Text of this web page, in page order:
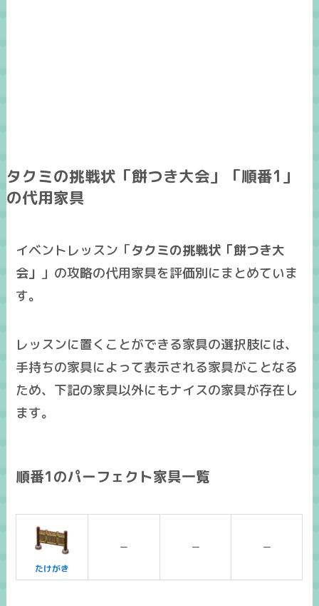
タクミの挑戦状「餅つき大会」「順番1」
の代用家具
イベントレッスン「タクミの挑戦状「餅つき大
会」 」の攻略の代用家具を評価別にまとめていま
す。
レッスンに置くことができる家具の選択肢には、
手持ちの家具によって表示される家具がことなる
ため、下記の家具以外にもナイスの家具が存在し
ます。
順番1のパーフェクト家具一覧
たけがき
ー ー ー